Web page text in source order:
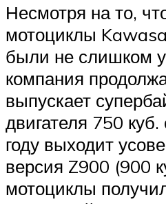
Несмотря на то,
мотоциклы
были не слишком
компания
выпускает
двигателя 750
году выходит
версия Z900 (900
мотоциклы